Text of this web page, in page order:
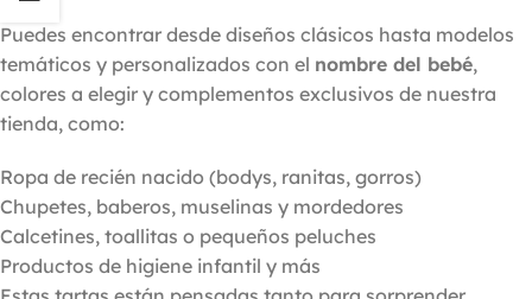
Puedes encontrar desde diseños clásicos hasta modelos
temáticos y personalizados con el nombre del bebé,
colores a elegir y complementos exclusivos de nuestra
tienda, como:
Ropa de recién nacido (bodys, ranitas, gorros)
Chupetes, baberos, muselinas y mordedores
Calcetines, toallitas o pequeños peluches
Productos de higiene infantil y más